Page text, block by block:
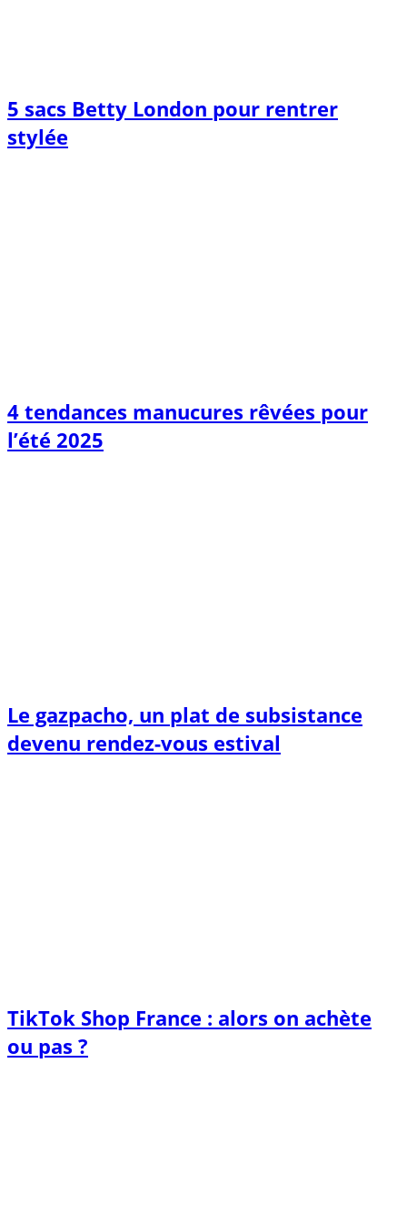
5 sacs Betty London pour rentrer
stylée
4 tendances manucures rêvées pour
l’été 2025
Le gazpacho, un plat de subsistance
devenu rendez-vous estival
TikTok Shop France : alors on achète
ou pas ?